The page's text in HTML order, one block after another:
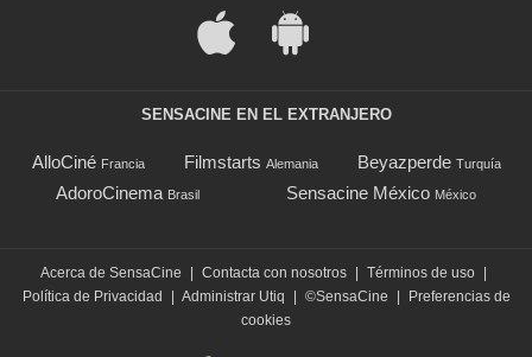
SENSACINE EN EL EXTRANJERO
AlloCiné Francia Filmstarts Alemania Beyazperde Turquía
AdoroCinema Brasil Sensacine México México
Acerca de SensaCine | Contacta con nosotros | Términos de uso |
Política de Privacidad
| Administrar Utiq | ©SensaCine |
Preferencias de
cookies